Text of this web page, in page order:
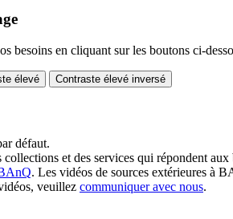
besoins en cliquant sur les boutons ci-
élevé Contraste élevé inversé
défaut.
et des services qui répondent
. Les vidéos de sources extérieures à
veuillez communiquer avec nous.